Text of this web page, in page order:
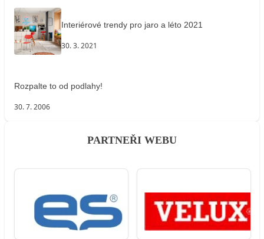
Interiérové trendy pro jaro a léto 2021
30. 3. 2021
Rozpalte to od podlahy!
30. 7. 2006
PARTNEŘI WEBU